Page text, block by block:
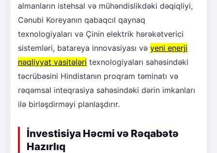
almanların istehsal və mühəndislikdəki dəqiqliyi,
Cənubi Koreyanın qabaqcıl qaynaq
texnologiyaları və Çinin elektrik hərəkətverici
sistemləri, batareya innovasiyası və yeni enerji
nəqliyyat vasitələri texnologiyaları sahəsindəki
təcrübəsini Hindistanın proqram təminatı və
rəqəmsal inteqrasiya sahəsindəki dərin imkanları
ilə birləşdirməyi planlaşdırır.
İnvestisiya Həcmi və Rəqabətə
Hazırlıq